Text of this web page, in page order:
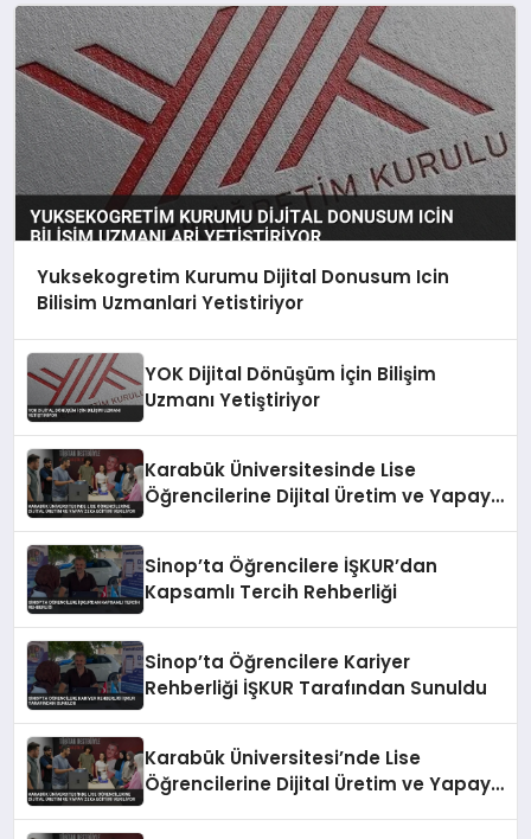
Yuksekogretim Kurumu Dijital Donusum Icin
Bilisim Uzmanlari Yetistiriyor
YOK Dijital Dönüşüm İçin Bilişim
Uzmanı Yetiştiriyor
Karabük Üniversitesinde Lise
Öğrencilerine Dijital Üretim ve Yapay
Sinop’ta Öğrencilere İŞKUR’dan
Kapsamlı Tercih Rehberliği
Sinop’ta Öğrencilere Kariyer
Rehberliği İŞKUR Tarafından Sunuldu
Karabük Üniversitesi’nde Lise
Öğrencilerine Dijital Üretim ve Yapay